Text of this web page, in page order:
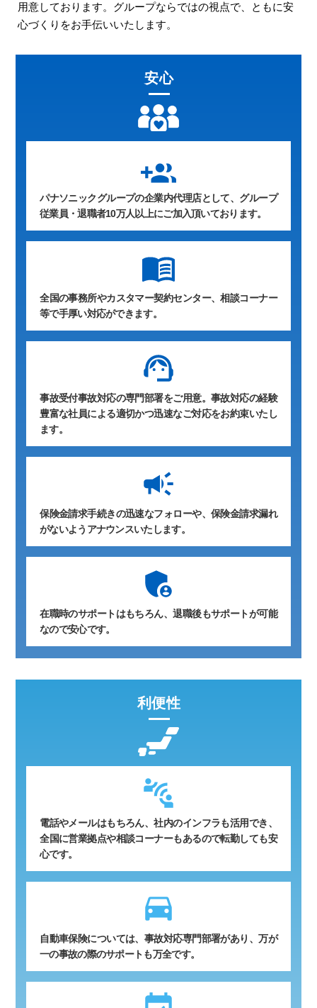
用意しております。 グループならではの視点で、ともに安
心づくりをお手伝いいたします。
安心
group_add
パナソニックグループの企業内代理店として、グループ
従業員・退職者10万人以上にご加入頂いております。
全国の事務所やカスタマー契約センター、相談コーナー
等で手厚い対応ができます。
事故受付事故対応の専門部署をご用意。事故対応の経験
豊富な社員による適切かつ迅速なご対応をお約束いたし
ます。
保険金請求手続きの迅速なフォローや、保険金請求漏れ
がないようアナウンスいたします。
在職時のサポートはもちろん、退職後もサポートが可能
なので安心です。
利便性
電話やメールはもちろん、社内のインフラも活用でき、
全国に営業拠点や相談コーナーもあるので転勤しても安
心です。
time_to_leave
自動車保険については、事故対応専門部署があり、万が
一の事故の際のサポートも万全です。